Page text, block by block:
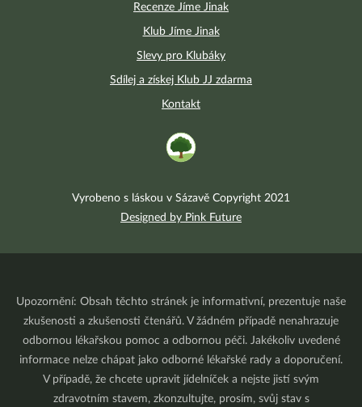
Recenze Jíme Jinak
Klub Jíme Jinak
Slevy pro Klubáky
Sdílej a získej Klub JJ zdarma
Kontakt
Vyrobeno s láskou v Sázavě Copyright 2021
Designed by Pink Future
Upozornění: Obsah těchto stránek je informativní, prezentuje naše
zkušenosti a zkušenosti čtenářů. V žádném případě nenahrazuje
odbornou lékařskou pomoc a odbornou péči. Jakékoliv uvedené
informace nelze chápat jako odborné lékařské rady a doporučení.
V případě, že chcete upravit jídelníček a nejste jistí svým
zdravotním stavem, zkonzultujte, prosím, svůj stav s